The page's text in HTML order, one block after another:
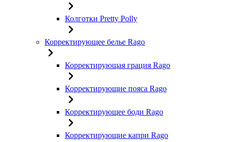
Колготки Pretty Polly
Корректирующее белье Rago
Корректирующая грация Rago
Корректирующие пояса Rago
Корректирующее боди Rago
Корректирующие капри Rago